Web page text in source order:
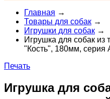
Главная →
Товары для собак →
Игрушки для собак →
Игрушка для собак из
"Кость", 180мм, серия
Печать
Игрушка для